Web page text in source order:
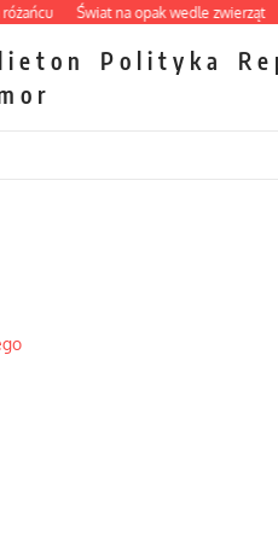
Świat na opak wedle zwierząt
Polityka